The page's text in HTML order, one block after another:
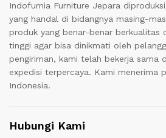
Indofurnia Furniture Jepara
yang handal di bidangnya masing-
produk yang benar-benar berkualitas
tinggi agar bisa dinikmati oleh
pengiriman, kami telah bekerja sama
expedisi terpercaya. Kami menerima
Indonesia.
Hubungi Kami